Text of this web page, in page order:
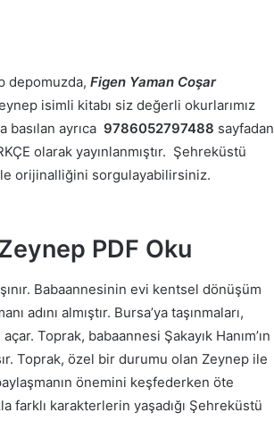
depomuzda, Figen Yaman Coşar
isimli kitabı siz değerli okurlarımız
basılan ayrıca 9786052797488 sayfadan
olarak yayınlanmıştır. Şehreküstü
ile orijinalliğini sorgulayabilirsiniz.
PDF Oku
Babaannesinin evi kentsel dönüşüm
almıştır. Bursa’ya taşınmaları,
Toprak, babaannesi Şakayık Hanım’ın
Toprak, özel bir durumu olan Zeynep ile
önemini keşfederken öte
karakterlerin yaşadığı Şehreküstü